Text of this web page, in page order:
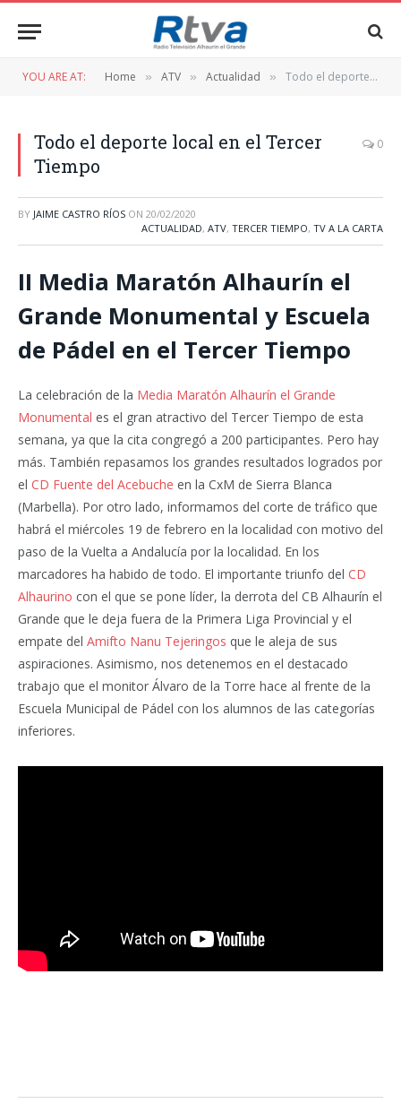
YOU ARE AT: Home » ATV » Actualidad » Todo el deporte local en el Tercer Tiempo
Todo el deporte local en el Tercer
Tiempo
0
BY JAIME CASTRO RÍOS ON 20/02/2020
ACTUALIDAD, ATV, TERCER TIEMPO, TV A LA CARTA
II Media Maratón Alhaurín el
Grande Monumental y Escuela
de Pádel en el Tercer Tiempo
La celebración de la Media Maratón Alhaurín el Grande
Monumental es el gran atractivo del Tercer Tiempo de esta
semana, ya que la cita congregó a 200 participantes. Pero hay
más. También repasamos los grandes resultados logrados por
el CD Fuente del Acebuche en la CxM de Sierra Blanca
(Marbella). Por otro lado, informamos del corte de tráfico que
habrá el miércoles 19 de febrero en la localidad con motivo del
paso de la Vuelta a Andalucía por la localidad. En los
marcadores ha habido de todo. El importante triunfo del CD
Alhaurino con el que se pone líder, la derrota del CB Alhaurín el
Grande que le deja fuera de la Primera Liga Provincial y el
empate del Amifto Nanu Tejeringos que le aleja de sus
aspiraciones. Asimismo, nos detenemos en el destacado
trabajo que el monitor Álvaro de la Torre hace al frente de la
Escuela Municipal de Pádel con los alumnos de las categorías
inferiores.